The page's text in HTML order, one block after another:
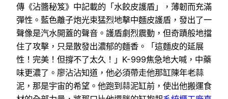
傳《沾醬秘笈》中記載的「水餃皮護盾」，薄韌而充滿
彈性。藍色離子炮光束猛烈地擊中麵皮護盾，發出了一
聲像是汽水開蓋的聲音。護盾劇烈震動，但奇蹟般地擋
住了攻擊，只是散發出濃郁的麵香。「這麵皮的延展
性！完美！但撐不了太久！」K-999焦急地大喊，中藥
味更濃了。廖沾沾知道，他必須帶走他那缸陳年老蒜
泥，那是宇宙的希望。他跑到蒜泥缸前，使出他搬運食